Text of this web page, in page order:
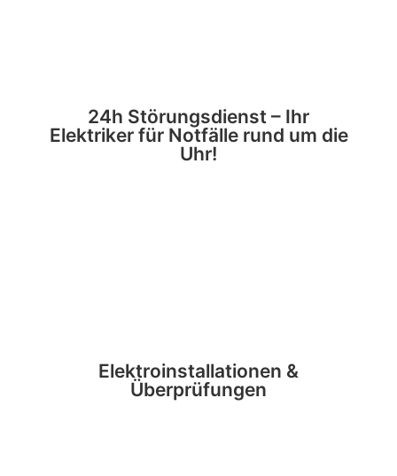
24h Störungsdienst – Ihr
Elektriker für Notfälle rund um die
Uhr!
Elektroinstallationen &
Überprüfungen